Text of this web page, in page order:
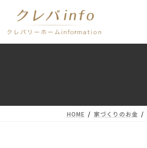
テ
ン
ゲ
ー
HOME 家づくりのお金